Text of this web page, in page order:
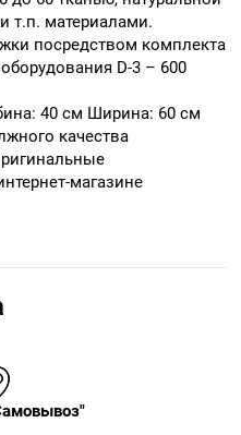
т.п. материалами.
посредством комплекта
D-3 – 600
40 см Ширина: 60 см
качества
магазине